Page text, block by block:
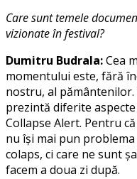
Care sunt temele
vizionate în festival?
Dumitru Budrala:Cea
momentului este, fără
nostru, al pământenilor.
prezintă diferite aspecte
Collapse Alert. Pentru
nu îşi mai pun
colaps, ci care ne sunt
facem a doua zi după.